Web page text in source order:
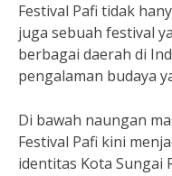
Festival Pafi tidak
juga sebuah festival
berbagai daerah di
pengalaman budaya
Di bawah naungan
Festival Pafi kini
identitas Kota Sungai